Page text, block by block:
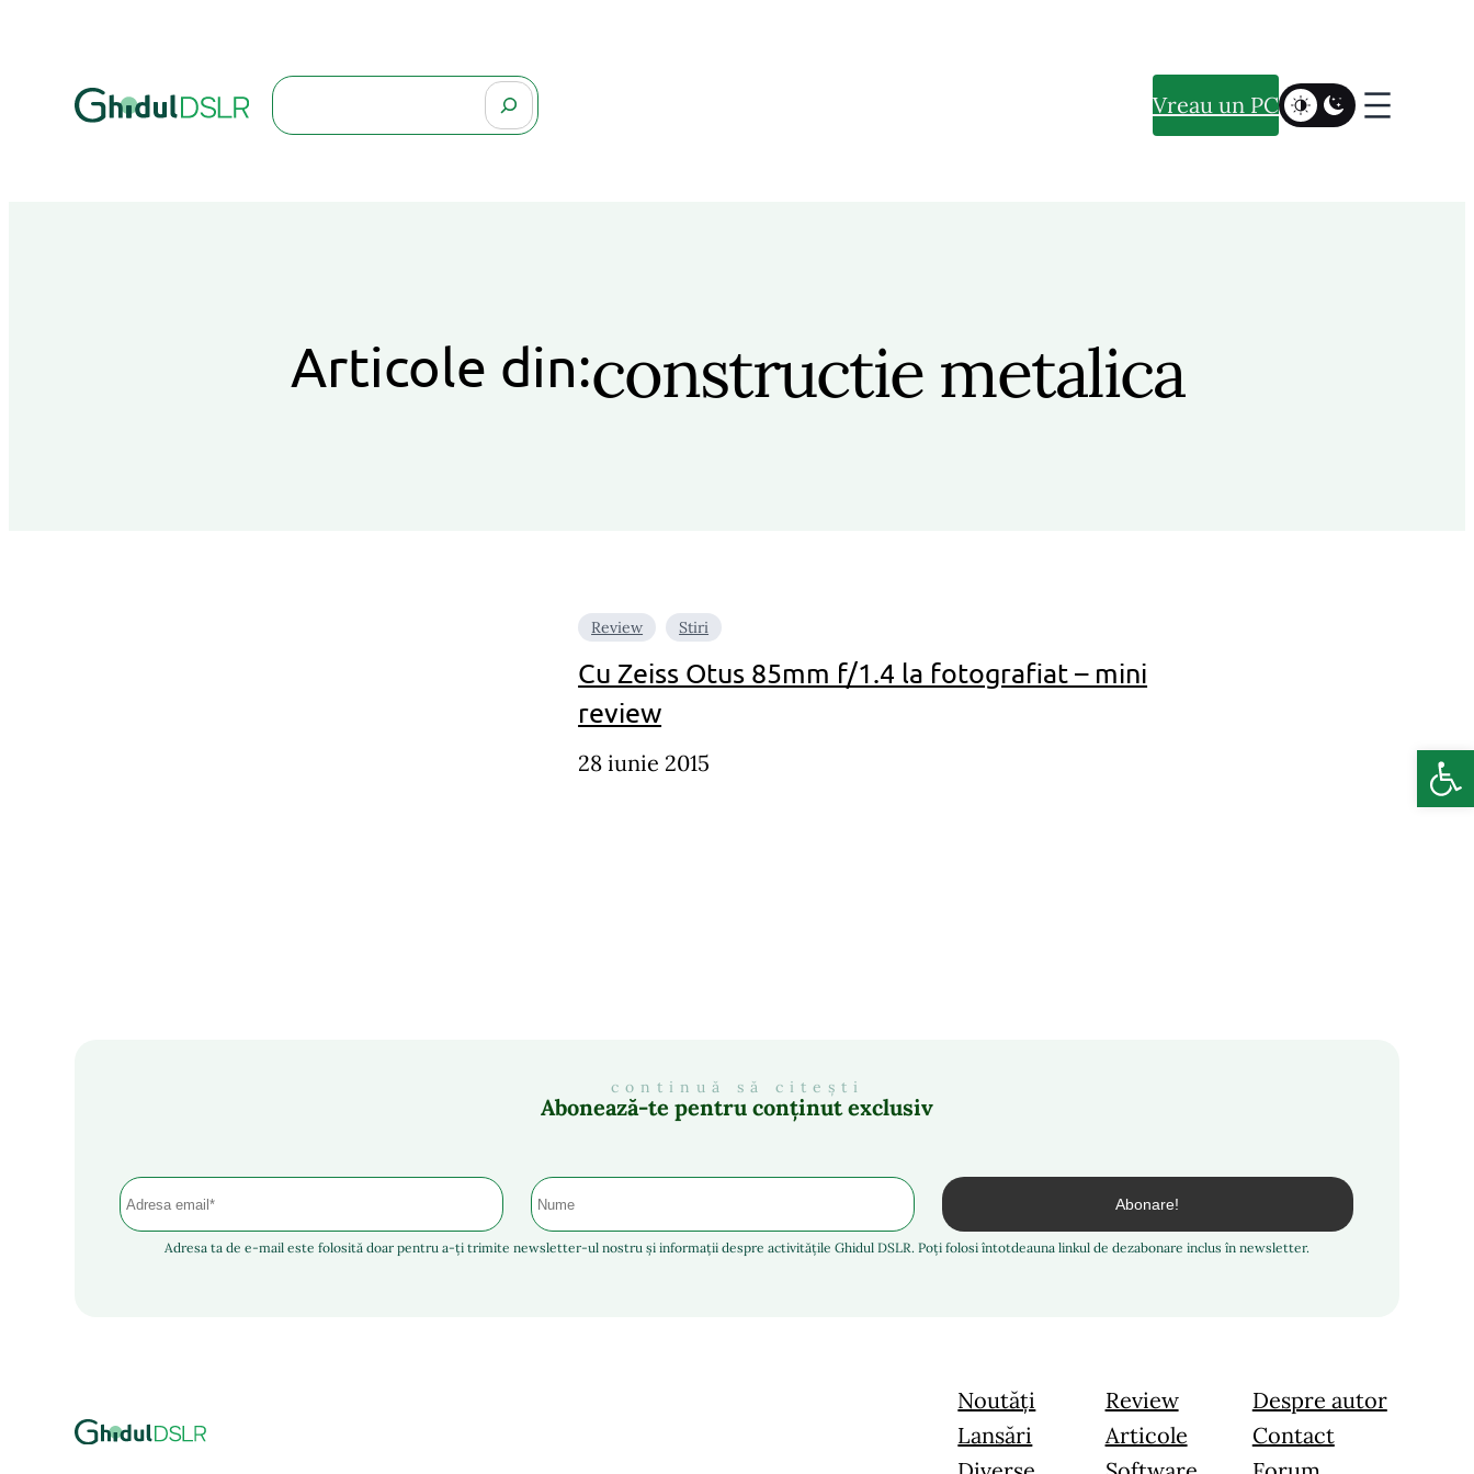
Search Vreau un PC
Articole din:constructie metalica
Review Stiri
Cu Zeiss Otus 85mm f/1.4 la fotografiat – mini
review
28 iunie 2015
continuă să citești
Abonează-te pentru conținut exclusiv
Adresa ta de e-mail este folosită doar pentru a-ți trimite newsletter-ul nostru și informații despre activitățile Ghidul DSLR. Poți folosi întotdeauna linkul de dezabonare inclus în newsletter.
Noutăți
Lansări
Review
Articole
Despre autor
Contact